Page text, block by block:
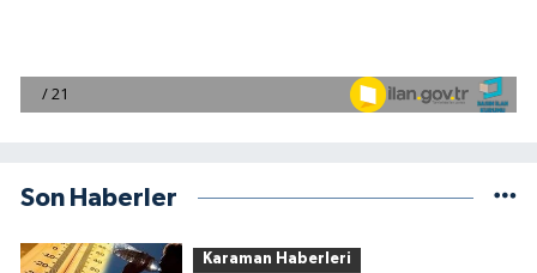
Son Haberler
Karaman Haberleri